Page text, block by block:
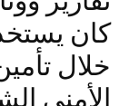
كان
خلال
الأمني